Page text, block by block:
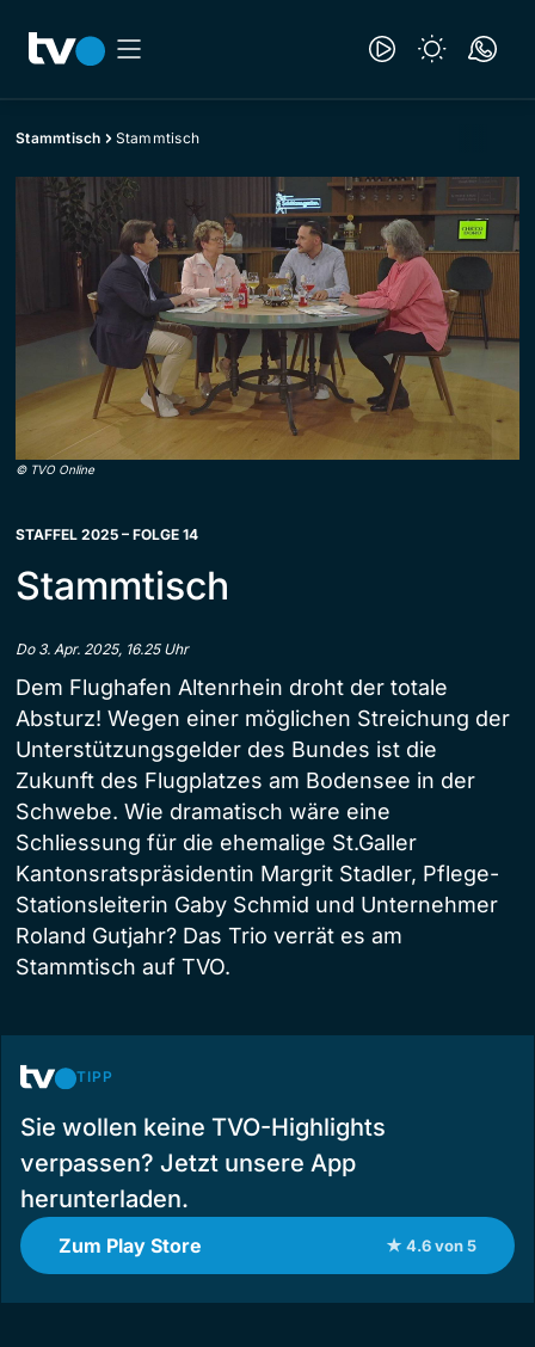
Stammtisch Stammtisch
© TVO Online
STAFFEL 2025 – FOLGE 14
Stammtisch
Do 3. Apr. 2025, 16.25 Uhr
Dem Flughafen Altenrhein droht der totale
Absturz! Wegen einer möglichen Streichung der
Unterstützungsgelder des Bundes ist die
Zukunft des Flugplatzes am Bodensee in der
Schwebe. Wie dramatisch wäre eine
Schliessung für die ehemalige St.Galler
Kantonsratspräsidentin Margrit Stadler, Pflege-
Stationsleiterin Gaby Schmid und Unternehmer
Roland Gutjahr? Das Trio verrät es am
Stammtisch auf TVO.
TIPP
Sie wollen keine TVO-Highlights
verpassen? Jetzt unsere App
herunterladen.
Zum Play Store ★ 4.6 von 5